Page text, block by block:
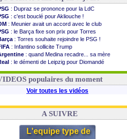
: Dupraz se prononce pour la LdC
: c'est bouclé pour Akliouche !
: Meunier avait un accord avec le club
: le Barça fixe son prix pour Torres
: Torres souhaite rejoindre le PSG !
: Infantino sollicite Trump
: quand Medina recadre... sa mère
: le démenti de Leipzig pour Diomandé
: le conseiller d'Infantino démissionne !
populaires du moment
Voir toutes les vidéos
A SUIVRE
L'equipe type de